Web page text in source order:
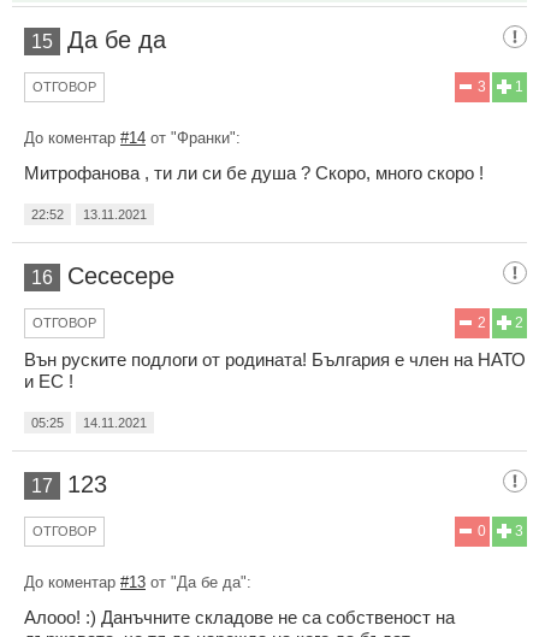
15 Да бе да
1
3
ОТГОВОР
До коментар #14 от "Франки":
Митрофанова , ти ли си бе душа ? Скоро, много скоро !
22:52 13.11.2021
16 Сесесере
2
2
ОТГОВОР
Вън руските подлоги от родината! България е член на НАТО
и ЕС !
05:25 14.11.2021
17 123
3
0
ОТГОВОР
До коментар #13 от "Да бе да":
Алооо! :) Данъчните складове не са собственост на